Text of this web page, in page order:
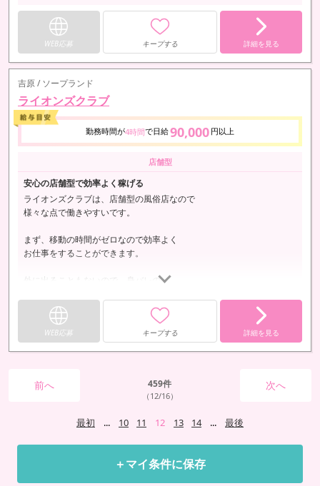
WEB応募 キープする 詳細を見る
吉原 / ソープランド
ライオンズクラブ
勤務時間が4時間で日給90,000 円以上
店舗型
安心の店舗型で効率よく稼げる
ライオンズクラブは、店舗型の風俗店なので
様々な点で働きやすいです。
まず、移動の時間がゼロなので効率よく
お仕事をすることができます。
外に出ることもないので、身バレの
男性スタッフも常に同じ建物内にいるので、
困ったことがあればすぐに駆け付けます。
WEB応募 キープする 詳細を見る
前へ 次へ
459件
（12/16）
最初 ... 10 11 12 13 14 ... 最後
＋マイ条件に保存